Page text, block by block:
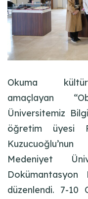
Okuma
amaçlayan
Üniversitemiz
öğretim üyesi
Medeniyet
Dokümantasyon
düzenlendi. 7-10